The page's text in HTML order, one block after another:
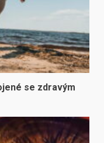
se zdravým